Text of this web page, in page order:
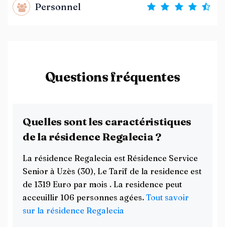
Personnel
Questions fréquentes
Quelles sont les caractéristiques
de la résidence Regalecia ?
La résidence Regalecia est Résidence Service
Senior à Uzès (30), Le Tarif de la residence est
de 1319 Euro par mois . La residence peut
acceuillir 106 personnes agées. Tout savoir
sur la résidence Regalecia